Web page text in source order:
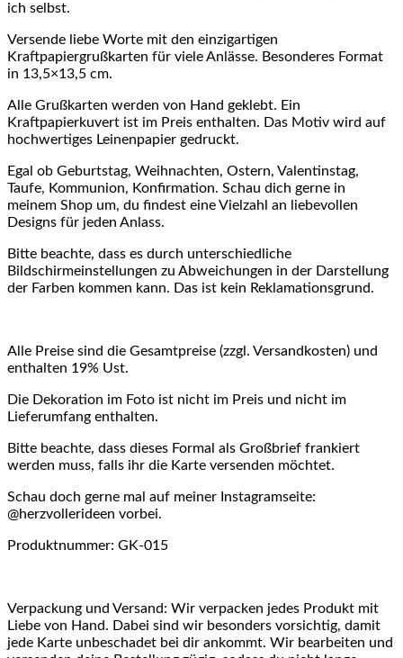
ich selbst.
Versende liebe Worte mit den einzigartigen
Kraftpapiergrußkarten für viele Anlässe. Besonderes Format
in 13,5×13,5 cm.
Alle Grußkarten werden von Hand geklebt. Ein
Kraftpapierkuvert ist im Preis enthalten. Das Motiv wird auf
hochwertiges Leinenpapier gedruckt.
Egal ob Geburtstag, Weihnachten, Ostern, Valentinstag,
Taufe, Kommunion, Konfirmation. Schau dich gerne in
meinem Shop um, du findest eine Vielzahl an liebevollen
Designs für jeden Anlass.
Bitte beachte, dass es durch unterschiedliche
Bildschirmeinstellungen zu Abweichungen in der Darstellung
der Farben kommen kann. Das ist kein Reklamationsgrund.
Alle Preise sind die Gesamtpreise (zzgl. Versandkosten) und
enthalten 19% Ust.
Die Dekoration im Foto ist nicht im Preis und nicht im
Lieferumfang enthalten.
Bitte beachte, dass dieses Formal als Großbrief frankiert
werden muss, falls ihr die Karte versenden möchtet.
Schau doch gerne mal auf meiner Instagramseite:
@herzvollerideen vorbei.
Produktnummer: GK-015
Verpackung und Versand: Wir verpacken jedes Produkt mit
Liebe von Hand. Dabei sind wir besonders vorsichtig, damit
jede Karte unbeschadet bei dir ankommt. Wir bearbeiten und